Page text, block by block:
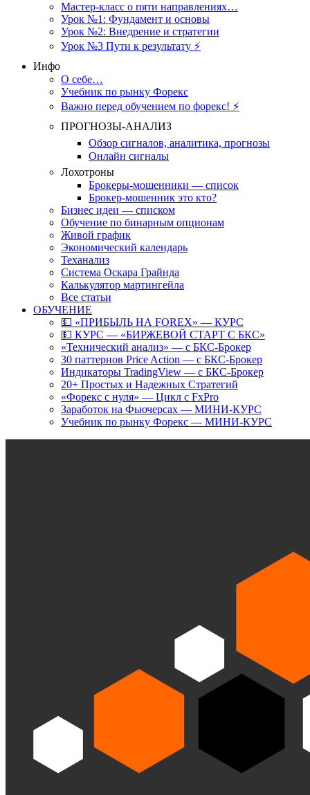
Мастер-класс о пяти направлениях…
Урок №1: Фундамент и основы
Урок №2: Внедрение и стратегии
Урок №3 Пути к результату ⚡️
Инфо
О себе…
Учебник по рынку Форекс
Важно перед обучением по форекс! ⚡
ПРОГНОЗЫ-АНАЛИЗ
Обзор сигналов, аналитика, прогнозы
Онлайн сигналы
Лохотроны
Брокеры-мошенники — список
Брокер-мошенник это кто?
Бизнес идеи — списком
Обучение по бинарным опционам
Живой график
Экономический календарь
Теханализ
Система Оскара Грайнда
Калькулятор мартингейла
Все статьи
ОБУЧЕНИЕ
💵 «ПРИБЫЛЬ НА FOREX» — КУРС
💵 КУРС — «БИРЖЕВОЙ СТАРТ С БКС»
«Технический анализ» — с БКС-Брокер
30 паттернов Price Action — с БКС-Брокер
Индикаторы TradingView — с БКС-Брокер
20+ Простых и Надежных Стратегий
«Форекс с нуля» — Цикл с FxPro
Заработок на Фьючерсах — МИНИ-КУРС
Учебник по рынку Форекс — МИНИ-КУРС